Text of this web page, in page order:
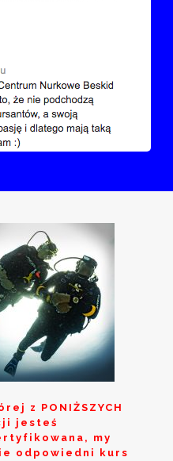
z PONIŻSZYCH
jesteś
my
odpowiedni kurs